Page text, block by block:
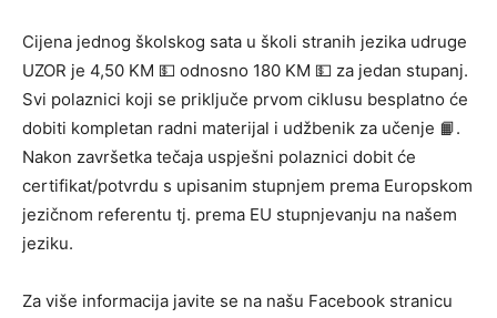
Cijena jednog školskog sata u školi stranih jezika udruge
UZOR je 4,50 KM 💵 odnosno 180 KM 💵 za jedan stupanj.
Svi polaznici koji se priključe prvom ciklusu besplatno će
dobiti kompletan radni materijal i udžbenik za učenje 📙.
Nakon završetka tečaja uspješni polaznici dobit će
certifikat/potvrdu s upisanim stupnjem prema Europskom
jezičnom referentu tj. prema EU stupnjevanju na našem
jeziku.
Za više informacija javite se na našu Facebook stranicu